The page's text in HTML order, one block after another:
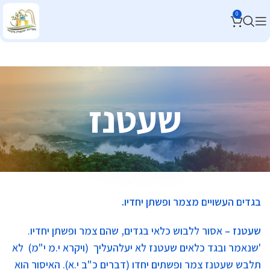
0
שעטנז
בגדים העשויים מצמר ופשתן יחדיו.
שעטנז – אסור ללבוש כלאי בגדים, שהם צמר ופשתן יחדיו.
'שנאמר ובגד כלאים שעטנז לא יעלהעליך (ויקרא י.מ י"מ) לא
תלבש שעטנז צמר ופשתים יחדו (דברים כ"ב י.א). האיסור הוא